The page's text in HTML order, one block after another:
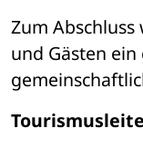
Zum
und Gästen